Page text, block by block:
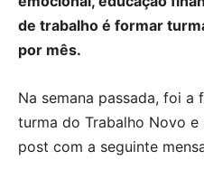
de trabalho é formar
por mês.
Na semana passada, foi a
turma do Trabalho Novo
post com a seguinte